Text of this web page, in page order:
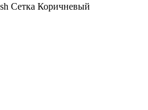
Сетка Коричневый